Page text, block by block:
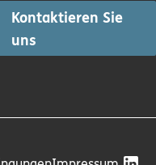
Kontaktieren Sie
uns